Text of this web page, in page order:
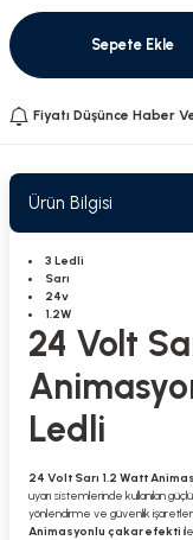
Sepete Ekle
Fiyatı Düşünce Haber
Ürün Bilgisi
3 Ledli
Sarı
24v
1.2W
24 Volt
Ledli
24 Volt Sarı 1.2 Watt
uyarı sistemlerinde kullanılan
yönlendirme ve güvenlik
Animasyonlu çakar efekti